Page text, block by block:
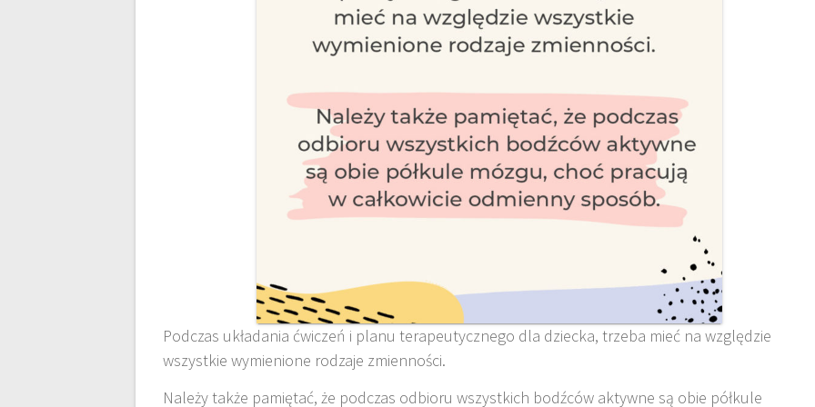
Podczas układania ćwiczeń i planu terapeutycznego dla dziecka, trzeba mieć na względzie
wszystkie wymienione rodzaje zmienności.
Należy także pamiętać, że podczas odbioru wszystkich bodźców aktywne są obie półkule